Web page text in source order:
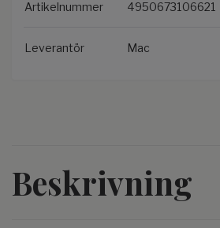
Artikelnummer 4950673106621
Leverantör Mac
Beskrivning